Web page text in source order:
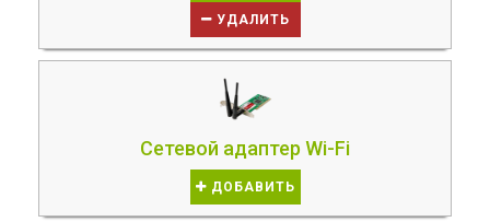
УДАЛИТЬ
Сетевой адаптер Wi-Fi
ДОБАВИТЬ